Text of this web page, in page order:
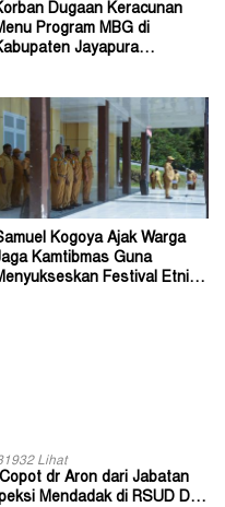
Dugaan Keracunan
Program MBG di
Jayapura
Kogoya Ajak Warga
Kamtibmas Guna
Festival Etnik
Lihat
dr Aron dari Jabatan
Mendadak di RSUD Dok